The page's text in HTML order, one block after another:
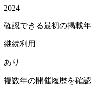
2024
確認できる最初の掲載年
継続利用
あり
複数年の開催履歴を確認